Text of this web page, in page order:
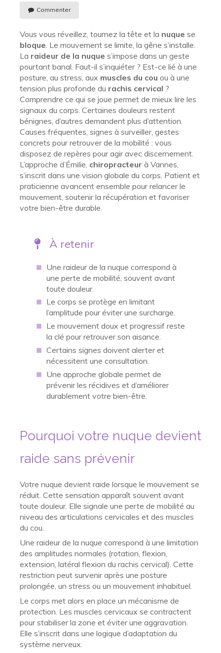
Commenter
Vous vous réveillez, tournez la tête et la nuque se
bloque . Le mouvement se limite, la gêne s’installe.
La raideur de la nuque s’impose dans un geste
pourtant banal. Faut-il s’inquiéter ? Est-ce lié à une
posture, au stress, aux muscles du cou ou à une
tension plus profonde du rachis cervical ?
Comprendre ce qui se joue permet de mieux lire les
signaux du corps. Certaines douleurs restent
bénignes, d’autres demandent plus d’attention.
Causes fréquentes, signes à surveiller, gestes
concrets pour retrouver de la mobilité : vous
disposez de repères pour agir avec discernement.
L’approche d’Émilie, chiropracteur à Vannes,
s’inscrit dans une vision globale du corps. Patient et
praticienne avancent ensemble pour relancer le
mouvement, soutenir la récupération et favoriser
votre bien-être durable.
À retenir
Une raideur de la nuque correspond à
une perte de mobilité, souvent avant
toute douleur.
Le corps se protège en limitant
l’amplitude pour éviter une surcharge.
Le mouvement doux et progressif reste
la clé pour retrouver son aisance.
Certains signes doivent alerter et
nécessitent une consultation.
Une approche globale permet de
prévenir les récidives et d’améliorer
durablement votre bien-être.
Pourquoi votre nuque devient
raide sans prévenir
Votre nuque devient raide lorsque le mouvement se
réduit. Cette sensation apparaît souvent avant
toute douleur. Elle signale une perte de mobilité au
niveau des articulations cervicales et des muscles
du cou.
Une raideur de la nuque correspond à une limitation
des amplitudes normales (rotation, flexion,
extension, latéral flexion du rachis cervical). Cette
restriction peut survenir après une posture
prolongée, un stress ou un mouvement inhabituel.
Le corps met alors en place un mécanisme de
protection. Les muscles cervicaux se contractent
pour stabiliser la zone et éviter une aggravation.
Elle s’inscrit dans une logique d’adaptation du
système nerveux.